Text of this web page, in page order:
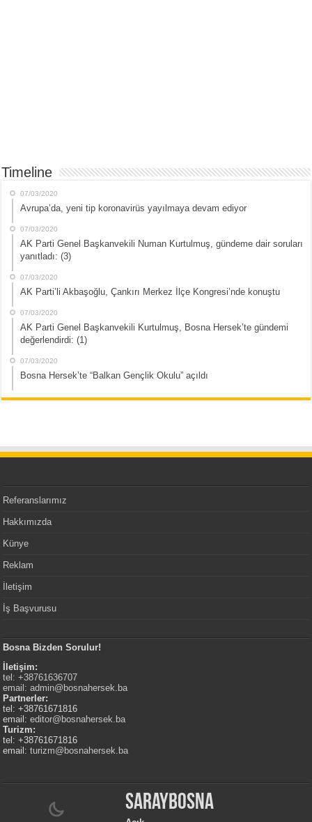
Timeline
07/03/2020
Avrupa’da, yeni tip koronavirüs yayılmaya devam ediyor
07/03/2020
AK Parti Genel Başkanvekili Numan Kurtulmuş, gündeme dair soruları
yanıtladı: (3)
07/03/2020
AK Parti’li Akbaşoğlu, Çankırı Merkez İlçe Kongresi’nde konuştu
07/03/2020
AK Parti Genel Başkanvekili Kurtulmuş, Bosna Hersek’te gündemi
değerlendirdi: (1)
07/03/2020
Bosna Hersek’te “Balkan Gençlik Okulu” açıldı
Referanslarımız
Hakkımızda
Künye
Reklam
İletişim
İş Başvurusu
Bosna Bizden Sorulur!
İletişim:
tel: +38761636707
email:admin@bosnahersek.ba
Partnerler:
tel: +38761671816
email:editor@bosnahersek.ba
Turizm:
tel: +38761671816
email:turizm@bosnahersek.ba
Saraybosna